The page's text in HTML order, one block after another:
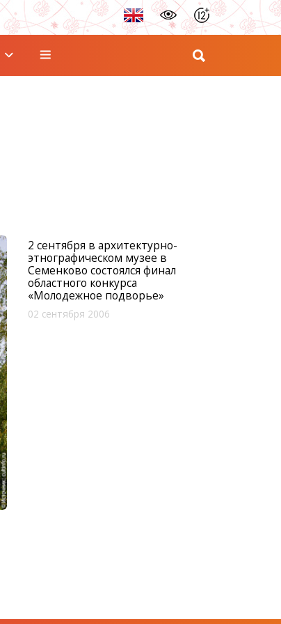
2 сентября в архитектурно-
этнографическом музее в
Семенково состоялся финал
областного конкурса
«Молодежное подворье»
02 сентября 2006